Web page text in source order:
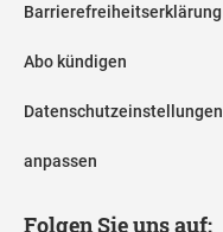
Barrierefreiheitserklärung
Abo kündigen
Datenschutzeinstellungen
anpassen
Folgen Sie uns auf: